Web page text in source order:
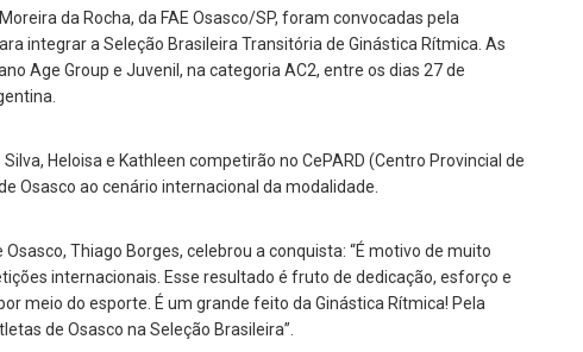
da Rocha, da FAE Osasco/SP, foram convocadas pela
integrar a Seleção Brasileira Transitória de Ginástica Rítmica. As
Age Group e Juvenil, na categoria AC2, entre os dias 27 de
Heloisa e Kathleen competirão no CePARD (Centro Provincial de
Osasco ao cenário internacional da modalidade.
Thiago Borges, celebrou a conquista: “É motivo de muito
internacionais. Esse resultado é fruto de dedicação, esforço e
meio do esporte. É um grande feito da Ginástica Rítmica! Pela
de Osasco na Seleção Brasileira”.